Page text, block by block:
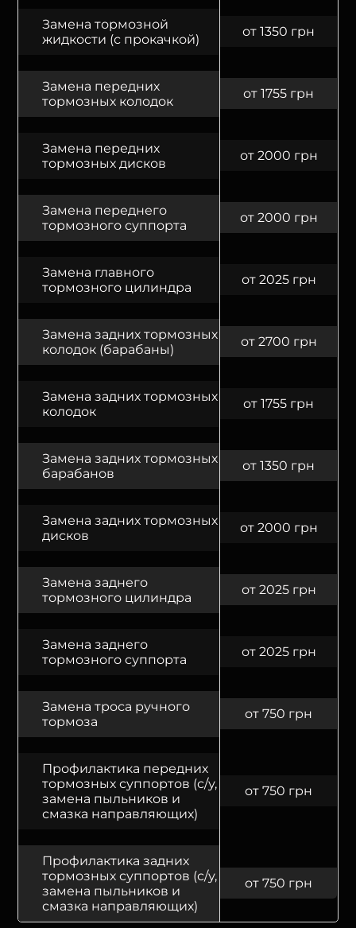
Замена тормозной
жидкости (с прокачкой)
от 1350 грн
Замена передних
тормозных колодок
от 1755 грн
Замена передних
тормозных дисков
от 2000 грн
Замена переднего
тормозного суппорта
от 2000 грн
Замена главного
тормозного цилиндра
от 2025 грн
Замена задних тормозных
колодок (барабаны)
от 2700 грн
Замена задних тормозных
колодок
от 1755 грн
Замена задних тормозных
барабанов
от 1350 грн
Замена задних тормозных
дисков
от 2000 грн
Замена заднего
тормозного цилиндра
от 2025 грн
Замена заднего
тормозного суппорта
от 2025 грн
Замена троса ручного
тормоза
от 750 грн
Профилактика передних
тормозных суппортов (с/у,
замена пыльников и
смазка направляющих)
от 750 грн
Профилактика задних
тормозных суппортов (с/у,
замена пыльников и
смазка направляющих)
от 750 грн